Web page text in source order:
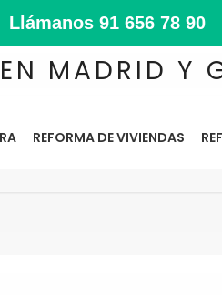
Llámanos 91 656 78 90
MADRID Y
REFORMA DE VIVIENDAS